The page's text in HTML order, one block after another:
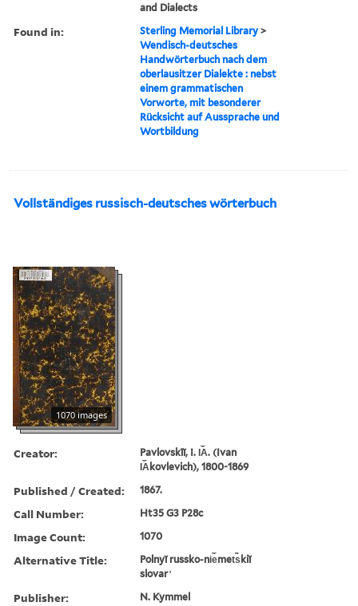
and Dialects
Found in: Sterling Memorial Library >
Wendisch-deutsches
Handwörterbuch nach dem
oberlausitzer Dialekte : nebst
einem grammatischen
Vorworte, mit besonderer
Rücksicht auf Aussprache und
Wortbildung
Vollständiges russisch-deutsches wörterbuch
1070 images
Creator:
Pavlovskīĭ, I. I︠A︡. (Ivan
I︠A︡kovlevich), 1800-1869
Published / Created: 1867.
Call Number: Ht35 G3 P28c
Image Count: 1070
Alternative Title:
Polnyĭ russko-ni︠e︡met︠s︡kiĭ
slovar ̓
Publisher: N. Kymmel